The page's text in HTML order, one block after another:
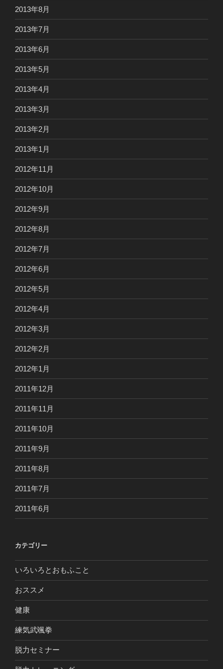
2013年8月
2013年7月
2013年6月
2013年5月
2013年4月
2013年3月
2013年2月
2013年1月
2012年11月
2012年10月
2012年9月
2012年8月
2012年7月
2012年6月
2012年5月
2012年4月
2012年3月
2012年2月
2012年1月
2011年12月
2011年11月
2011年10月
2011年9月
2011年8月
2011年7月
2011年6月
カテゴリー
いろいろとおもふこと
おススメ
健康
練気武颯拳
脱力セミナー